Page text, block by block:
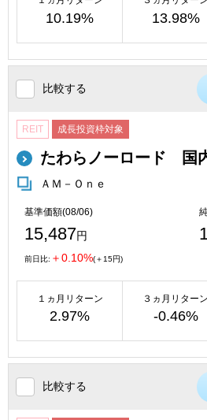
10.19% 13.98%
比較する
REIT 成長投資枠対象
たわらノーロード 国
ＡＭ－Ｏｎｅ
基準価額(08/06)
15,487円
前日比: ＋0.10%(＋15円)
１ヵ月リターン
2.97%
３ヵ月リターン
-0.46%
比較する